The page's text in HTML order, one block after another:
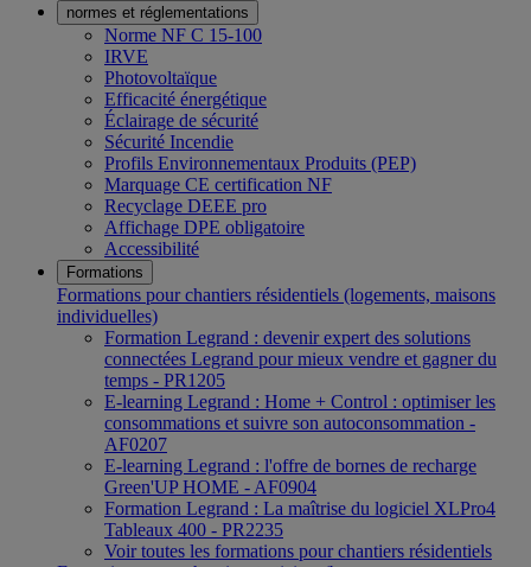
normes et réglementations
Norme NF C 15-100
IRVE
Photovoltaïque
Efficacité énergétique
Éclairage de sécurité
Sécurité Incendie
Profils Environnementaux Produits (PEP)
Marquage CE certification NF
Recyclage DEEE pro
Affichage DPE obligatoire
Accessibilité
Formations
Formations pour chantiers résidentiels (logements, maisons
individuelles)
Formation Legrand : devenir expert des solutions
connectées Legrand pour mieux vendre et gagner du
temps - PR1205
E-learning Legrand : Home + Control : optimiser les
consommations et suivre son autoconsommation -
AF0207
E-learning Legrand : l'offre de bornes de recharge
Green'UP HOME - AF0904
Formation Legrand : La maîtrise du logiciel XLPro4
Tableaux 400 - PR2235
Voir toutes les formations pour chantiers résidentiels